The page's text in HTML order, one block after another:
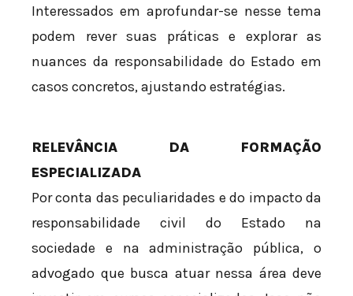
Interessados em aprofundar-se nesse tema
podem rever suas práticas e explorar as
nuances da responsabilidade do Estado em
casos concretos, ajustando estratégias.
RELEVÂNCIA DA FORMAÇÃO
ESPECIALIZADA
Por conta das peculiaridades e do impacto da
responsabilidade civil do Estado na
sociedade e na administração pública, o
advogado que busca atuar nessa área deve